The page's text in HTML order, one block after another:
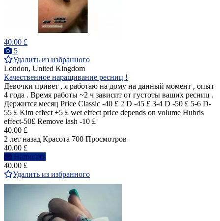
40.00 £
5
Удалить из избранного
London, United Kingdom
Качественное наращивание ресниц !
Девочки привет , я работаю на дому на данный момент , опыт
4 года . Время работы ~2 ч зависит от густоты ваших ресниц .
Держится месяц Price Classic -40 £ 2 D -45 £ 3-4 D -50 £ 5-6 D-
55 £ Kim effect +5 £ wet effect price depends on volume Hubris
effect-50£ Remove lash -10 £
40.00 £
2 лет назад Красота 700 Просмотров
40.00 £
Написать
40.00 £
Удалить из избранного